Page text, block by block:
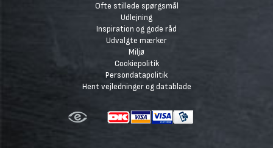
Ofte stillede spørgsmål
Udlejning
Inspiration og gode råd
Udvalgte mærker
Miljø
Cookiepolitik
Persondatapolitik
Hent vejledninger og datablade